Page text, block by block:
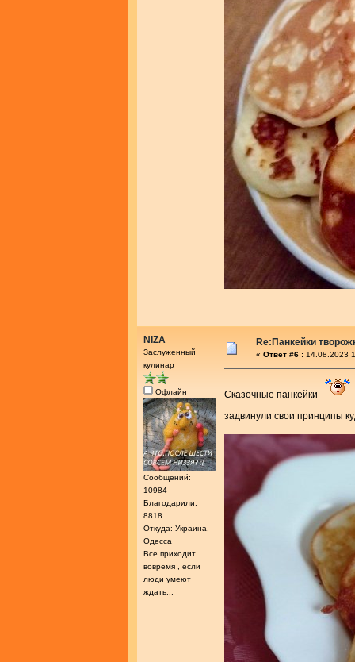
NIZA
Заслуженный
кулинар
Офлайн
Сообщений:
10984
Благодарили:
8818
Откуда: Украина,
Одесса
Все приходит
вовремя , если
люди умеют
ждать...
Re:Панкейки
« Ответ #6 : 14.08.2023
Сказочные панкейки
задвинули свои принципы